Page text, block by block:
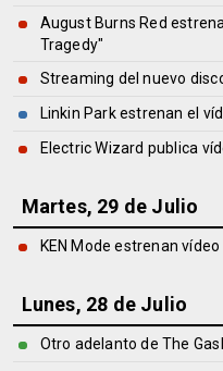
August Burns Red
Tragedy"
Streaming del nuevo
Linkin Park estrenan el
Electric Wizard publica
Martes, 29 de Julio
KEN Mode estrenan
Lunes, 28 de Julio
Otro adelanto de The